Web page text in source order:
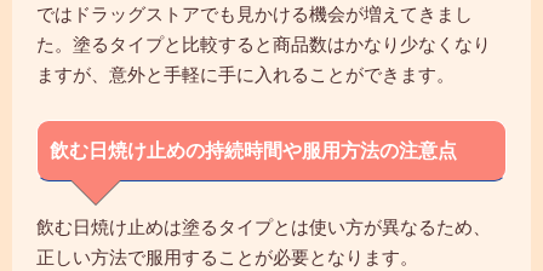
ではドラッグストアでも見かける機会が増えてきまし
た。塗るタイプと比較すると商品数はかなり少なくなり
ますが、意外と手軽に手に入れることができます。
飲む日焼け止めの持続時間や服用方法の注意点
飲む日焼け止めは塗るタイプとは使い方が異なるため、
正しい方法で服用することが必要となります。